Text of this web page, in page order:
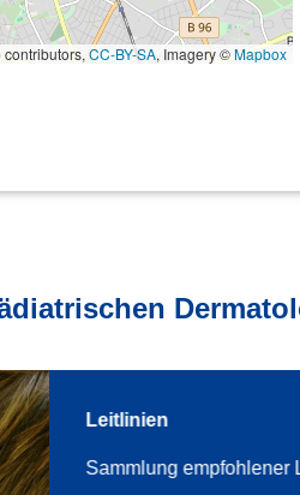
contributors,CC-BY-SA, Imagery ©Mapbox
Leitlinien
Sammlung empfohlener